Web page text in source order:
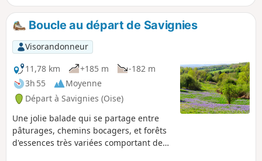
Boucle au départ de Savignies
Visorandonneur
11,78 km
+185 m
-182 m
3h 55
Moyenne
Départ à Savignies (Oise)
Une jolie balade qui se partage entre
pâturages, chemins bocagers, et forêts
d'essences très variées comportant de